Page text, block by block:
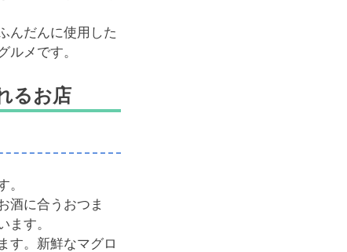
んだんに使用した
メです。
るお店
酒に合うおつま
す。
す。新鮮なマグロ